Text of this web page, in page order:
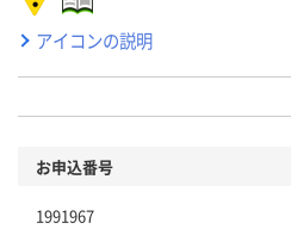
アイコンの説明
お申込番号
1991967